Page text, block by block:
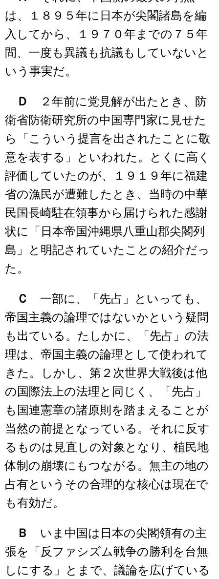
は、１８９５年に日本が尖閣諸島を編
入してから、１９７０年までの７５年
間、一度も異議も抗議もしていないと
いう事実だ。
Ｄ
２年前に党見解が出たとき、防
衛省防衛研究所の中国専門家に見せた
ら「こういう提言を出されたことに敬
意を表する」といわれた。とくに高く
評価していたのが、１９１９年に福建
省の漁民が遭難したとき、当時の中華
民国長崎駐在領事から届けられた感謝
状に「日本帝国沖縄県八重山郡尖閣列
島」と明記されていたことの紹介だっ
た。
Ｃ
一部に、「先占」といっても、
帝国主義の論理ではないかという疑問
も出ている。たしかに、「先占」の法
理は、帝国主義の論理として使われて
きた。しかし、第２次世界大戦後は他
の国際法上の法理と同じく、「先占」
も国連憲章の諸原則を踏まえることが
当然の前提となっている。それに反す
るものは見直しの対象となり、植民地
体制の崩壊にもつながる。無主の地の
占有というその合理的な核心は現在で
も有効だ。
Ｂ
いま中国は日本の尖閣領有の主
張を「反ファシズム戦争の勝利を台無
しにする」とまで、議論を広げている